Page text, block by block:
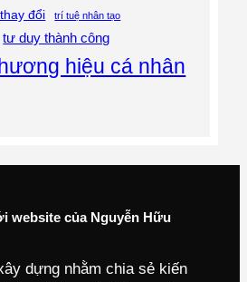
đổi trí tuệ nhân tạo
tư duy thành công
hiệu cá nhân
website của Nguyễn Hữu
dựng nhằm chia sẻ kiến